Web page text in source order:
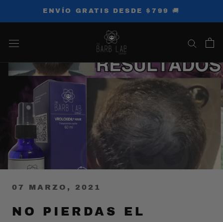
al
ENVÍO GRATIS DESDE $799 🚚
07 MARZO, 2021
NO PIERDAS EL